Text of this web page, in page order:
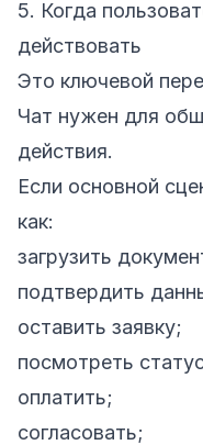
5. Когда
действовать
Это ключевой
Чат нужен для
действия.
Если основной
как:
загрузить
подтвердить
оставить заявку;
посмотреть
оплатить;
согласовать;